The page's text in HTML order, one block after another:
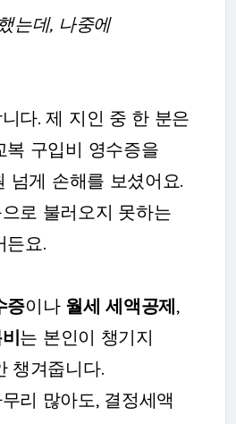
는데, 나중에
다. 제 지인 중 한 분은
복 구입비 영수증을
넘게 손해를 보셨어요.
로 불러오지 못하는
든요.
증이나 월세 세액공제,
는 본인이 챙기지
챙겨줍니다.
리 많아도, 결정세액